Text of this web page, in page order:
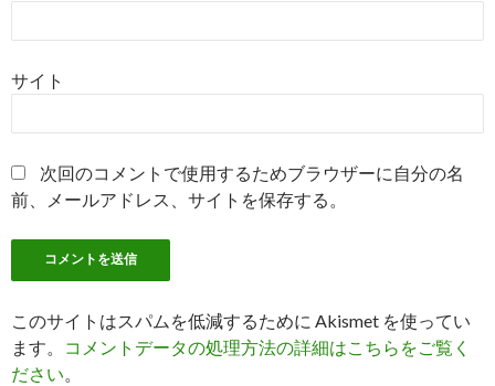
サイト
次回のコメントで使用するためブラウザーに自分の名
前、メールアドレス、サイトを保存する。
このサイトはスパムを低減するために Akismet を使ってい
ます。
コメントデータの処理方法の詳細はこちらをご覧く
ださい。